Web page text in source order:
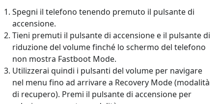
Spegni il telefono tenendo premuto il pulsante di
accensione.
Tieni premuti il pulsante di accensione e il pulsante di
riduzione del volume finché lo schermo del telefono
non mostra Fastboot Mode.
Utilizzerai quindi i pulsanti del volume per navigare
nel menu fino ad arrivare a Recovery Mode (modalità
di recupero). Premi il pulsante di accensione per